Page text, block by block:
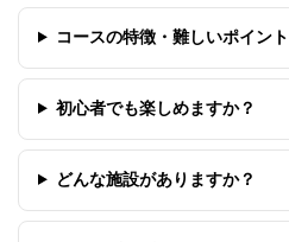
コースの特徴・難しいポイン
初心者でも楽しめますか？
どんな施設がありますか？